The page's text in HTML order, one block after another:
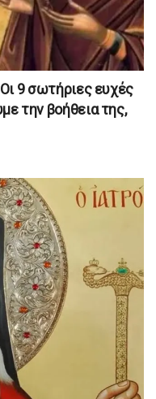
Οι 9 σωτήριες ευχές
την βοήθεια της,